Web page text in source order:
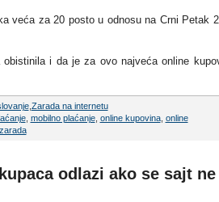
veća za 20 posto u odnosu na Crni Petak
i da je za ovo najveća online
, Zarada na internetu
, mobilno plaćanje, online kupovina, online
odlazi ako se sajt ne